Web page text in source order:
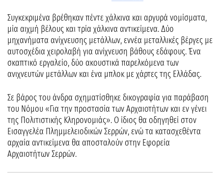
Συγκεκριμένα βρέθηκαν πέντε χάλκινα και αργυρά νομίσματα,
μία αιχμή βέλους και τρία χάλκινα αντικείμενα. Δύο
μηχανήματα ανίχνευσης μετάλλων, εννέα μεταλλικές βέργες με
αυτοσχέδια χειρολαβή για ανίχνευση βάθους εδάφους. Ένα
σκαπτικό εργαλείο, δύο ακουστικά παρελκόμενα των
ανιχνευτών μετάλλων και ένα μπλοκ με χάρτες της Ελλάδας.
Σε βάρος του άνδρα σχηματίσθηκε δικογραφία για παράβαση
του Νόμου «Για την προστασία των Αρχαιοτήτων και εν γένει
της Πολιτιστικής Κληρονομιάς». Ο ίδιος θα οδηγηθεί στον
Εισαγγελέα Πλημμελειοδικών Σερρών, ενώ τα κατασχεθέντα
αρχαία αντικείμενα θα αποσταλούν στην Εφορεία
Αρχαιοτήτων Σερρών.